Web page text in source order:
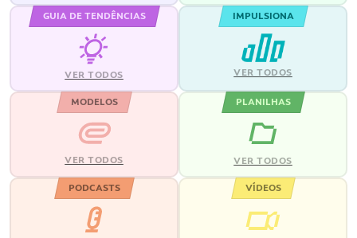
GUIA DE TENDÊNCIAS
VER TODOS
IMPULSIONA
VER TODOS
MODELOS
VER TODOS
PLANILHAS
VER TODOS
PODCASTS VÍDEOS